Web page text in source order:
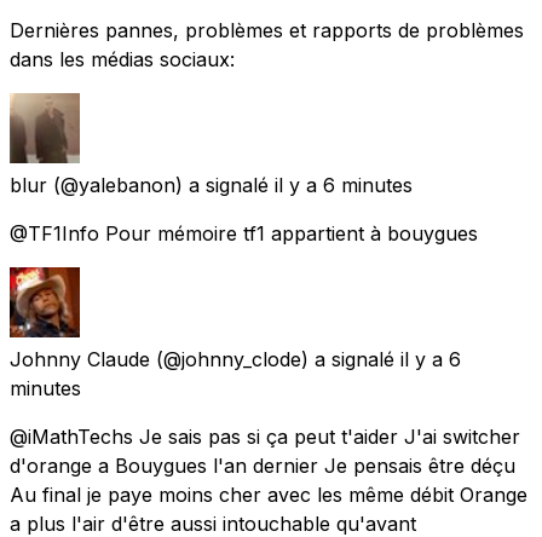
Dernières pannes, problèmes et rapports de problèmes
dans les médias sociaux:
blur (@yalebanon) a signalé il y a 6 minutes
@TF1Info Pour mémoire tf1 appartient à bouygues
Johnny Claude (@johnny_clode) a signalé il y a 6
minutes
@iMathTechs Je sais pas si ça peut t'aider J'ai switcher
d'orange a Bouygues l'an dernier Je pensais être déçu
Au final je paye moins cher avec les même débit Orange
a plus l'air d'être aussi intouchable qu'avant